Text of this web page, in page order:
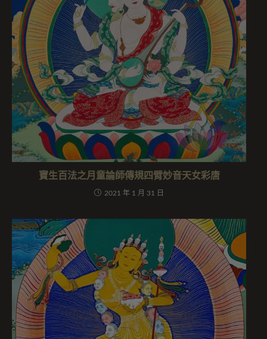
寶生百法之月童論師傳規四臂妙音天女彩唐
2021 年 1 月 31 日